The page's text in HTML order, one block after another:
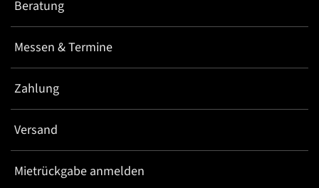
Beratung
Messen & Termine
Zahlung
Versand
Mietrückgabe anmelden